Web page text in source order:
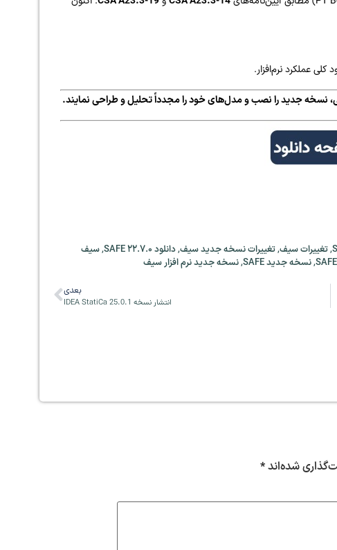
نسخه جدید را نصب و مدل‌های خود را مجدداً تحلیل و طراحی نمایند.
,تغییرات سیف,تغییرات نسخه جدید سیف,دانلود SAFE 22.7.0 ,سیف
,نسخه جدید SAFE ,نسخه جدید نرم افزار سیف
بعدی
انتشار نسخه IDEA StatiCa 25.0.1
شده‌اند*